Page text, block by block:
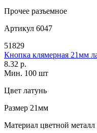
Прочее разъемное
Артикул 6047
51829
Кнопка клямерная 21мм
8.32 р.
Мин. 100 шт
Цвет латунь
Размер 21мм
Материал цветной металл